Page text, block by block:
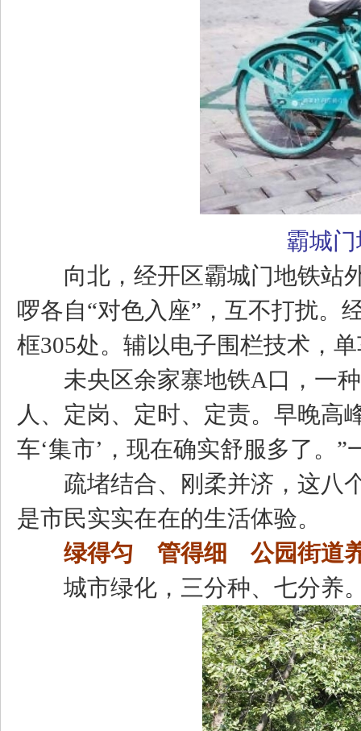
霸城
向北，经开区霸城门地铁站外
啰各自“对色入座”，互不打扰。
框305处。辅以电子围栏技术，
未央区余家寨地铁A口，一种
人、定岗、定时、定责。早晚高
车‘集市’，现在确实舒服多了。
疏堵结合、刚柔并济，这八个
是市民实实在在的生活体验。
绿得匀 管得细 公园街道
城市绿化，三分种、七分养。